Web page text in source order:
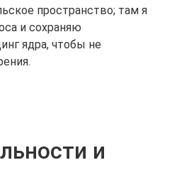
пространство; там я
и сохраняю
ядра, чтобы не
и